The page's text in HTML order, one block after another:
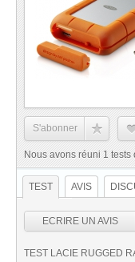
S'abonner
Nous avons réuni 1
TEST AVIS
ECRIRE UN AVIS
TEST LACIE RUGGED